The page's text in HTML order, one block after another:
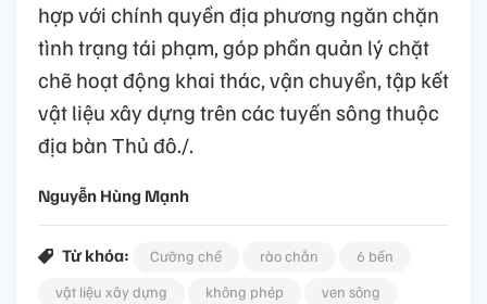
hợp với chính quyền địa phương ngăn chặn
tình trạng tái phạm, góp phần quản lý chặt
chẽ hoạt động khai thác, vận chuyển, tập kết
vật liệu xây dựng trên các tuyến sông thuộc
địa bàn Thủ đô./.
Nguyễn Hùng Mạnh
Từ khóa: Cưỡng chế rào chắn
6 bến
vật liệu xây dựng
không phép ven sông